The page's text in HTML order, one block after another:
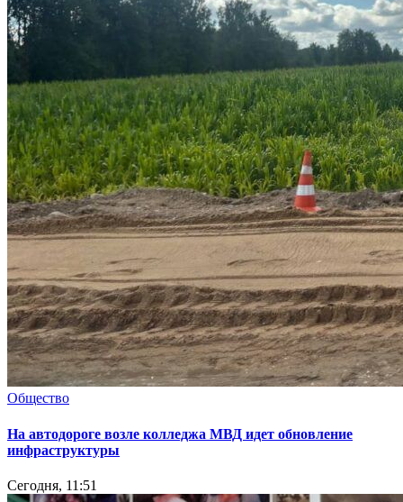
Общество
На автодороге возле колледжа МВД идет обновление
инфраструктуры
Сегодня, 11:51